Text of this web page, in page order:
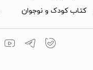
کتاب کودک و نوجوان